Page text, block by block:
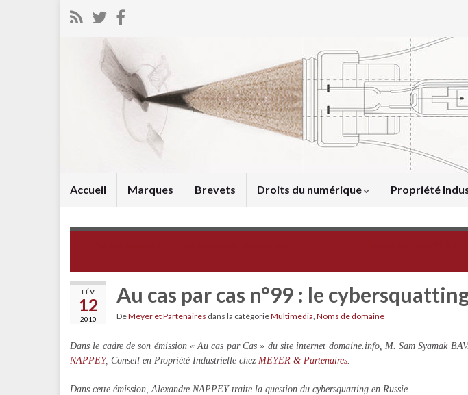
Accueil Marques Brevets Droits du numérique Propriété
FÉV
12
2010
Au cas par cas n°99 : le
DeMeyer et Partenaires dans la catégorieMultimedia, Noms de domaine
Dans le cadre de son émission « Au cas par Cas » du site internet domaine.info, M. Sam Syamak
NAPPEY, Conseil en Propriété Industrielle chez MEYER & Partenaires.
Dans cette émission, Alexandre NAPPEY traite la question du cybersquatting en Russie.